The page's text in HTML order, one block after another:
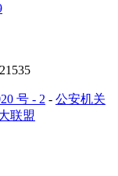
号 - 2 - 公安机关
联盟